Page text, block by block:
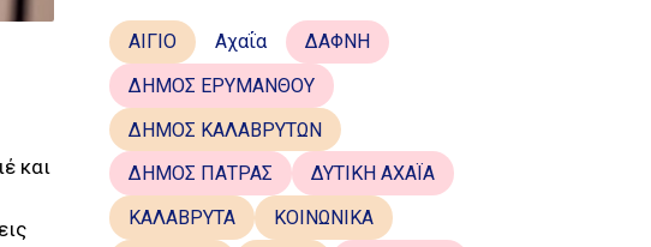
και
ΑΙΓΙΟ Αχαΐα
ΔΑΦΝΗ
ΔΗΜΟΣ ΕΡΥΜΑΝΘΟΥ
ΔΗΜΟΣ ΚΑΛΑΒΡΥΤΩΝ
ΔΗΜΟΣ ΠΑΤΡΑΣ
ΔΥΤΙΚΗ ΑΧΑΪΑ
ΚΑΛΑΒΡΥΤΑ
ΚΟΙΝΩΝΙΚΑ